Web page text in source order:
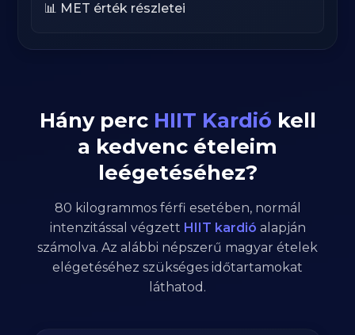
📊 MET érték részletei
Hány perc HIIT Kardió kell
a kedvenc ételeim
leégetéséhez?
80 kilogrammos férfi esetében, normál
intenzitással végzett HIIT kardió alapján
számolva. Az alábbi népszerű magyar ételek
elégetéséhez szükséges időtartamokat
láthatod.